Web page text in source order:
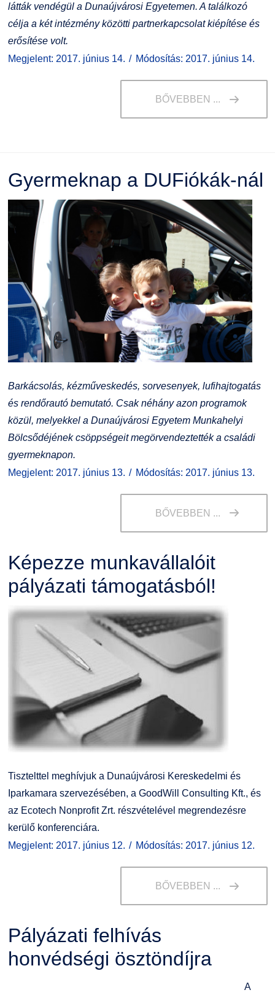
látták vendégül a Dunaújvárosi Egyetemen. A találkozó
célja a két intézmény közötti partnerkapcsolat kiépítése és
erősítése volt.
Megjelent: 2017. június 14.
Módosítás: 2017. június 14.
BŐVEBBEN ...
Gyermeknap a DUFiókák-nál
Barkácsolás, kézműveskedés, sorvesenyek, lufihajtogatás
és rendőrautó bemutató. Csak néhány azon programok
közül, melyekkel a Dunaújvárosi Egyetem Munkahelyi
Bölcsődéjének csöppségeit megörvendeztették a családi
gyermeknapon.
Megjelent: 2017. június 13.
Módosítás: 2017. június 13.
BŐVEBBEN ...
Képezze munkavállalóit
pályázati támogatásból!
Tisztelttel meghívjuk a Dunaújvárosi Kereskedelmi és
Iparkamara szervezésében, a GoodWill Consulting Kft., és
az Ecotech Nonprofit Zrt. részvételével megrendezésre
kerülő konferenciára.
Megjelent: 2017. június 12.
Módosítás: 2017. június 12.
BŐVEBBEN ...
Pályázati felhívás
honvédségi ösztöndíjra
A